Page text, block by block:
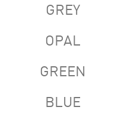
GREY
OPAL
GREEN
BLUE